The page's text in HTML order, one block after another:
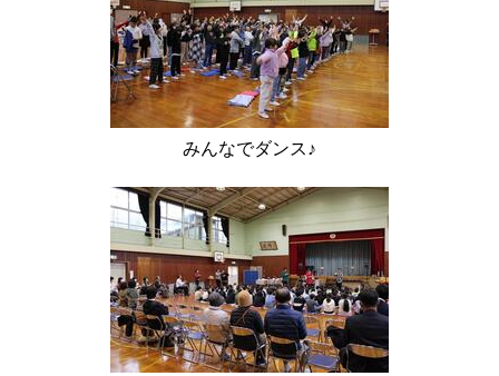
みんなでダンス♪